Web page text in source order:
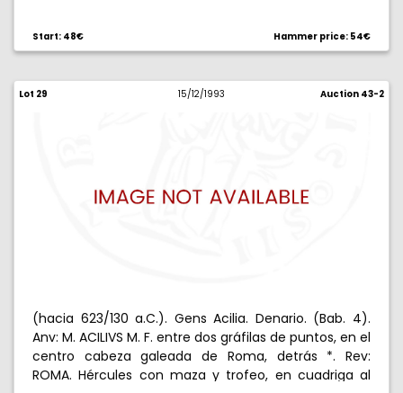
bajo los caballos. 3,85 g. EBC-.
Start: 48€ Hammer price: 54€
Lot 29 15/12/1993 Auction 43-2
(hacia 623/130 a.C.). Gens Acilia. Denario. (Bab. 4).
Anv: M. ACILIVS M. F. entre dos gráfilas de puntos, en el
centro cabeza galeada de Roma, detrás *. Rev:
ROMA. Hércules con maza y trofeo, en cuadriga al